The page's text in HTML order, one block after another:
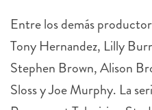
Entre los demás
Tony Hernandez, Lilly
Stephen Brown, Alison
Sloss y Joe Murphy. La